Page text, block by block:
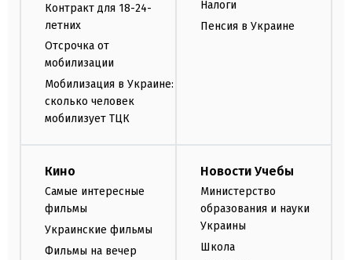
Контракт для 18-24-
летних
Отсрочка от
мобилизации
Мобилизация в Украине:
сколько человек
мобилизует ТЦК
Налоги
Пенсия в Украине
Кино
Самые интересные
фильмы
Украинские фильмы
Фильмы на вечер
Новости Учебы
Министерство
образования и науки
Украины
Школа